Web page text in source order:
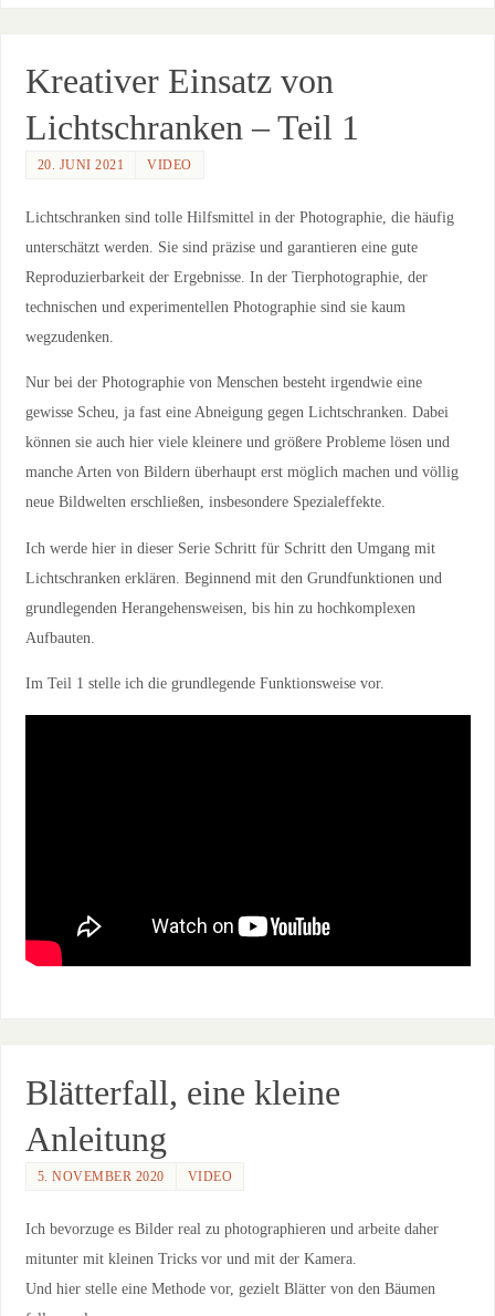
Kreativer Einsatz von
Lichtschranken – Teil 1
20. JUNI 2021 VIDEO
Lichtschranken sind tolle Hilfsmittel in der Photographie, die häufig
unterschätzt werden. Sie sind präzise und garantieren eine gute
Reproduzierbarkeit der Ergebnisse. In der Tierphotographie, der
technischen und experimentellen Photographie sind sie kaum
wegzudenken.
Nur bei der Photographie von Menschen besteht irgendwie eine
gewisse Scheu, ja fast eine Abneigung gegen Lichtschranken. Dabei
können sie auch hier viele kleinere und größere Probleme lösen und
manche Arten von Bildern überhaupt erst möglich machen und völlig
neue Bildwelten erschließen, insbesondere Spezialeffekte.
Ich werde hier in dieser Serie Schritt für Schritt den Umgang mit
Lichtschranken erklären. Beginnend mit den Grundfunktionen und
grundlegenden Herangehensweisen, bis hin zu hochkomplexen
Aufbauten.
Im Teil 1 stelle ich die grundlegende Funktionsweise vor.
Blätterfall, eine kleine
Anleitung
5. NOVEMBER 2020 VIDEO
Ich bevorzuge es Bilder real zu photographieren und arbeite daher
mitunter mit kleinen Tricks vor und mit der Kamera.
Und hier stelle eine Methode vor, gezielt Blätter von den Bäumen